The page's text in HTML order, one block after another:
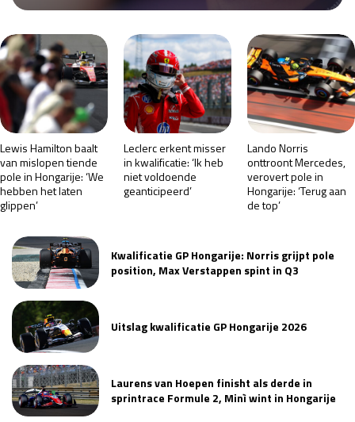
GP VERENIGDE STATEN 2026 23 - 25 okt
Kwalificatie
za 23:00 - 00:00
Race
zo 21:00 - 23:00
GP MEXICO 2026 30 okt - 01 nov
Kwalificatie
Race
GP SÃO PAULO 2026 06 - 08 nov
Kwalificatie
za 19:00 - 20:00
Race
LAS VEGAS GRAND PRIX 2026 20 - 22 nov
Kwalificatie
GP ABU DHABI 2026 04 - 06 dec
Lewis Hamilton baalt
van mislopen tiende
pole in Hongarije: ‘We
hebben het laten
glippen’
Leclerc erkent misser
in kwalificatie: ‘Ik heb
niet voldoende
geanticipeerd’
Lando Norris
onttroont Mercedes,
verovert pole in
Hongarije: ‘Terug aan
de top’
Kwalificatie GP Hongarije: Norris grijpt pole
position, Max Verstappen spint in Q3
Uitslag kwalificatie GP Hongarije 2026
Laurens van Hoepen finisht als derde in
sprintrace Formule 2, Minì wint in Hongarije